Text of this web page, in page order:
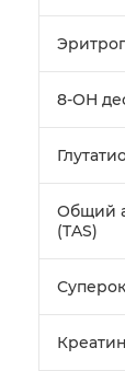
8-ОН
Общий
(TAS)